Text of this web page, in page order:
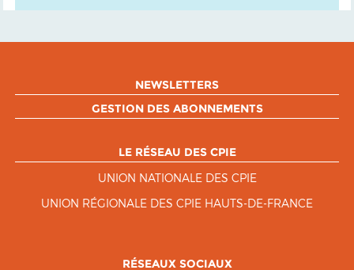
NEWSLETTERS
GESTION DES ABONNEMENTS
LE RÉSEAU DES CPIE
UNION NATIONALE DES CPIE
UNION RÉGIONALE DES CPIE HAUTS-DE-FRANCE
RÉSEAUX SOCIAUX